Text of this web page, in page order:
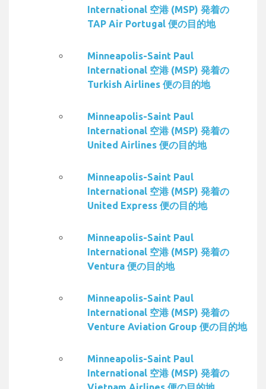
International 空港 (MSP) 発着の
TAP Air Portugal 便の目的地
Minneapolis-Saint Paul
International 空港 (MSP) 発着の
Turkish Airlines 便の目的地
Minneapolis-Saint Paul
International 空港 (MSP) 発着の
United Airlines 便の目的地
Minneapolis-Saint Paul
International 空港 (MSP) 発着の
United Express 便の目的地
Minneapolis-Saint Paul
International 空港 (MSP) 発着の
Ventura 便の目的地
Minneapolis-Saint Paul
International 空港 (MSP) 発着の
Venture Aviation Group 便の目的地
Minneapolis-Saint Paul
International 空港 (MSP) 発着の